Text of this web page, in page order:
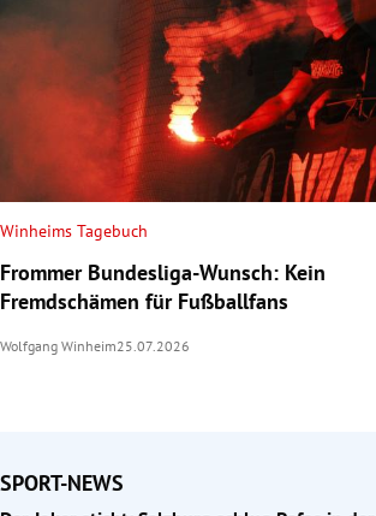
Winheims Tagebuch
Frommer Bundesliga-Wunsch: Kein
Fremdschämen für Fußballfans
Wolfgang Winheim25.07.2026
SPORT-NEWS